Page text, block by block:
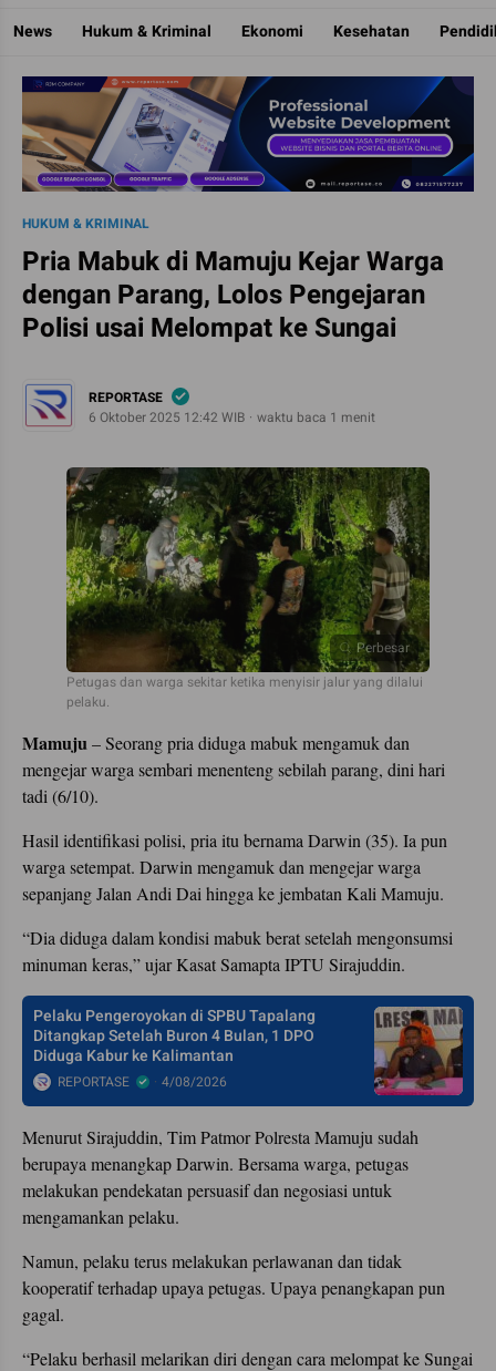
Reportase
Mengulas Fakta Di Balik Cerita
News Hukum & Kriminal Ekonomi Kesehatan
HUKUM & KRIMINAL
Pria Mabuk di Mamuju Kejar Warga
dengan Parang, Lolos Pengejaran
Polisi usai Melompat ke Sungai
REPORTASE
6 Oktober 2025 12:42 WIB
waktu baca 1 menit
Perbesar
Petugas dan warga sekitar ketika menyisir jalur yang dilalui
pelaku.
Mamuju– Seorang pria diduga mabuk mengamuk dan
mengejar warga sembari menenteng sebilah parang, dini hari
tadi (6/10).
Hasil identifikasi polisi, pria itu bernama Darwin (35). Ia pun
warga setempat. Darwin mengamuk dan mengejar warga
sepanjang Jalan Andi Dai hingga ke jembatan Kali Mamuju.
“Dia diduga dalam kondisi mabuk berat setelah mengonsumsi
minuman keras,” ujar Kasat Samapta IPTU Sirajuddin.
Pelaku Pengeroyokan di SPBU Tapalang
Ditangkap Setelah Buron 4 Bulan, 1 DPO
Diduga Kabur ke Kalimantan
REPORTASE 4/08/2026
Menurut Sirajuddin, Tim Patmor Polresta Mamuju sudah
berupaya menangkap Darwin. Bersama warga, petugas
melakukan pendekatan persuasif dan negosiasi untuk
mengamankan pelaku.
Namun, pelaku terus melakukan perlawanan dan tidak
kooperatif terhadap upaya petugas. Upaya penangkapan pun
gagal.
“Pelaku berhasil melarikan diri dengan cara melompat ke Sungai